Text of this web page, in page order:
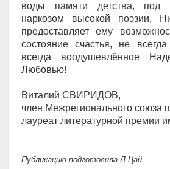
воды памяти детства, под
наркозом высокой поэзии,
предоставляет ему
состояние счастья, не
всегда воодушевлённое
Любовью!
Виталий СВИРИДОВ,
член Межрегионального союза
лауреат литературной премии
Публикацию подготовила Л.Цай